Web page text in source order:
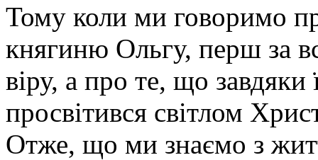
Тому коли ми говоримо
княгиню Ольгу, перш за
віру, а про те, що завдяки
просвітився світлом
Отже, що ми знаємо з